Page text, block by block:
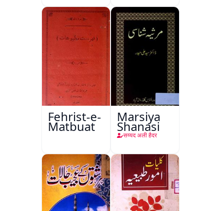
Ishariya
Fehrist-e-
Matbuat
Marsiya
Shanasi
सय्यद अली हैदर